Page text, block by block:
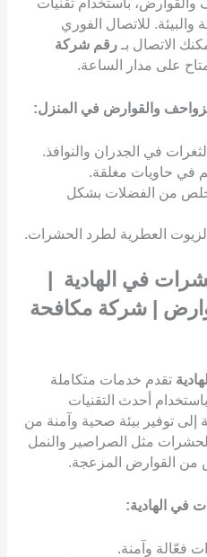
باستخدام تقنيات
للاتصال الفوري
الاتصال بـ رقم شركة
على مدار الساعة.
والقوارض في المنزل:
في الجدران والنوافذ.
في حاويات مغلقة.
من الفضلات بشكل
العطرية لطرد الحشرات.
في الهادية |
| شركة مكافحة
تقدم خدمات متكاملة
أحدث التقنيات
إلى توفير بيئة صحية وآمنة من
مثل الصراصير والنمل
من القوارض المزعجة.
في الهادية:
فعّالة وآمنة.